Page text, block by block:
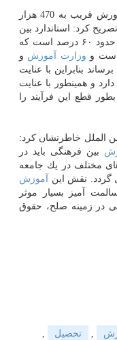
قریب به 470 هزار
كرد: استاندارد بین
پناهنده در دنیا حدود ۶۰ درصد است كه
وزارت آموزش و
این رقم را به ۹۰ درصد برساند بنابراین با عنایت
و همینطور با عنایت
قطع این فرآیند را
الملل خاطرنشان كرد:
بین فرهنگی باید در
های مختلف در یك جامعه
گردد. نقش این
آموزش
آمیز بسیار موثر
در زمینه صلح، حقوق
, تحصیل
,